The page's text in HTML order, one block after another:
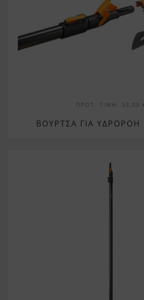
ΠΡΟΤ. ΤΙΜΉ: 33,00
ΒΟΎΡΤΣΑ ΓΙΑ ΥΔΡΟΡΟΉ